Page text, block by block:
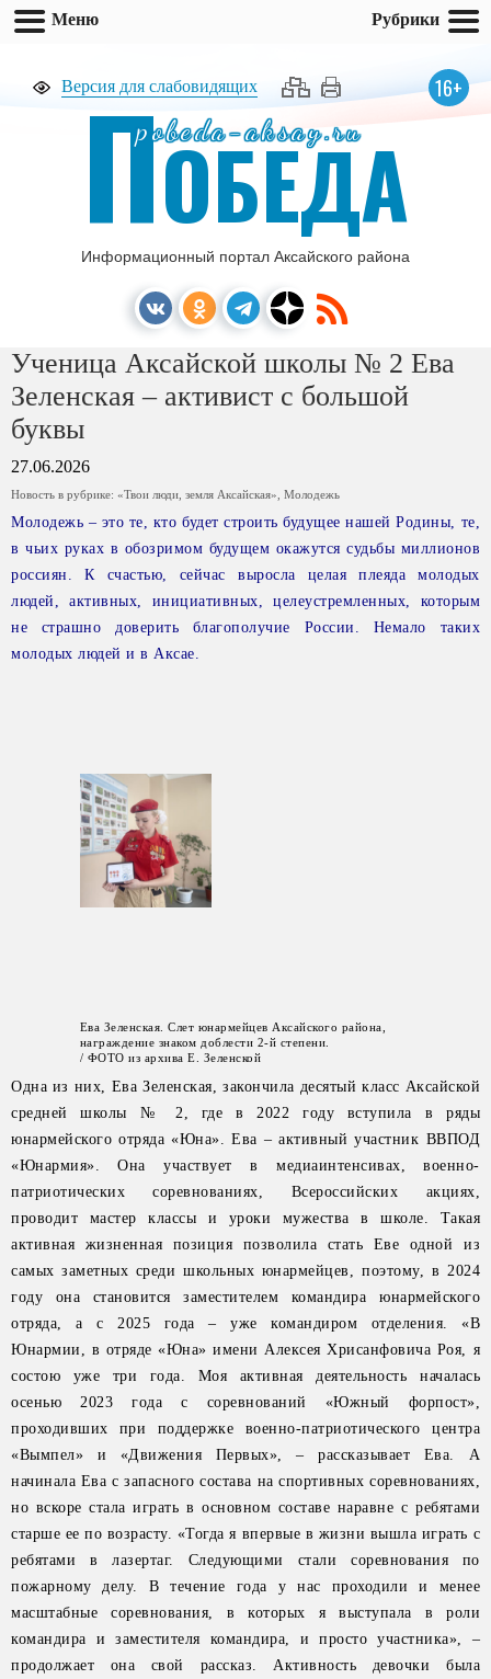
Версия для слабовидящих 16+
pobeda-aksay.ru
ПОБЕДА
Информационный портал Аксайского района
Ученица Аксайской школы № 2 Ева
Зеленская – активист с большой
буквы
27.06.2026
Новость в рубрике: «Твои люди, земля Аксайская» Молодежь
Молодежь – это те, кто будет строить будущее нашей Родины, те,
в чьих руках в обозримом будущем окажутся судьбы миллионов
россиян. К счастью, сейчас выросла целая плеяда молодых
людей, активных, инициативных, целеустремленных, которым
не страшно доверить благополучие России. Немало таких
молодых людей и в Аксае.
Ева Зеленская. Слет юнармейцев Аксайского района,
награждение знаком доблести 2-й степени.
/ ФОТО из архива Е. Зеленской
Одна из них, Ева Зеленская, закончила десятый класс Аксайской
средней школы № 2, где в 2022 году вступила в ряды
юнармейского отряда «Юна». Ева – активный участник ВВПОД
«Юнармия». Она участвует в медиаинтенсивах, военно-
патриотических соревнованиях, Всероссийских акциях,
проводит мастер классы и уроки мужества в школе. Такая
активная жизненная позиция позволила стать Еве одной из
самых заметных среди школьных юнармейцев, поэтому, в 2024
году она становится заместителем командира юнармейского
отряда, а с 2025 года – уже командиром отделения. «В
Юнармии, в отряде «Юна» имени Алексея Хрисанфовича Роя, я
состою уже три года. Моя активная деятельность началась
осенью 2023 года с соревнований «Южный форпост»,
проходивших при поддержке военно-патриотического центра
«Вымпел» и «Движения Первых», – рассказывает Ева. А
начинала Ева с запасного состава на спортивных соревнованиях,
но вскоре стала играть в основном составе наравне с ребятами
старше ее по возрасту. «Тогда я впервые в жизни вышла играть с
ребятами в лазертаг. Следующими стали соревнования по
пожарному делу. В течение года у нас проходили и менее
масштабные соревнования, в которых я выступала в роли
командира и заместителя командира, и просто участника», –
продолжает она свой рассказ. Активность девочки была
Меню Рубрики